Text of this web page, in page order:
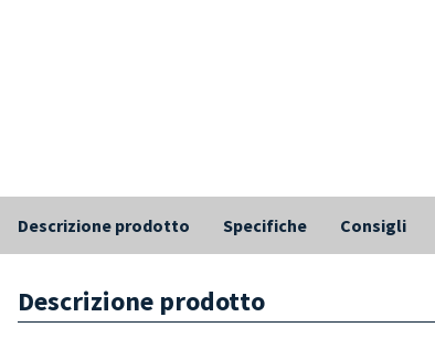
Descrizione prodotto Specifiche Consigli
Descrizione prodotto